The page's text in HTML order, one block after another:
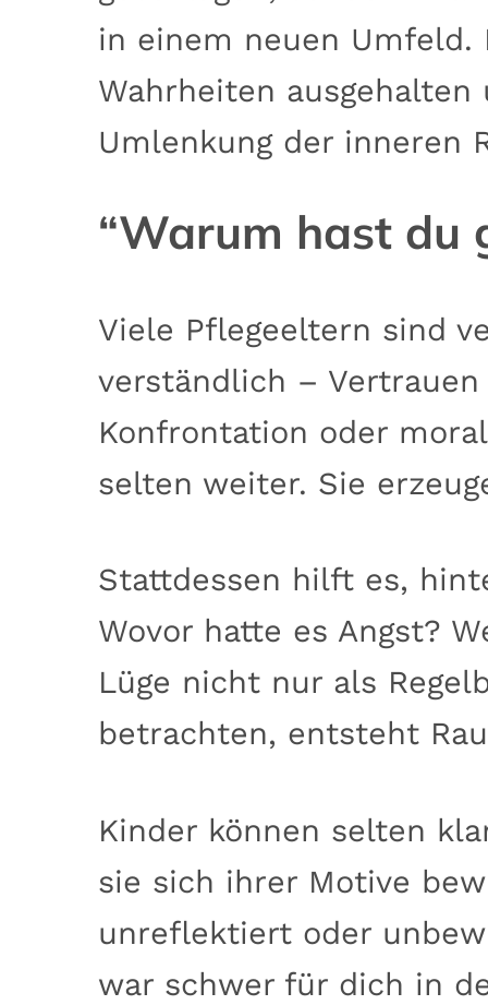
in einem neuen Umfeld.
Wahrheiten
Umlenkung der inneren
“Warum hast du
Viele Pflegeeltern sind
verständlich –
Konfrontation oder
selten weiter. Sie
Stattdessen hilft es,
Wovor hatte es Angst?
Lüge nicht nur als
betrachten, entsteht
Kinder können selten
sie sich ihrer Motive
unreflektiert oder
war schwer für dich in